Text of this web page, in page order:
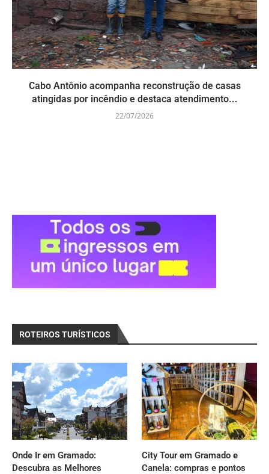
Cabo Antônio acompanha reconstrução de casas
atingidas por incêndio e destaca atendimento...
22/07/2026
ROTEIROS TURÍSTICOS
Onde Ir em Gramado:
Descubra as Melhores
City Tour em Gramado e
Canela: compras e pontos